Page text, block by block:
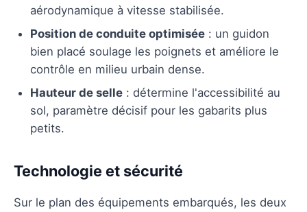
aérodynamique à vitesse stabilisée.
Position de conduite optimisée : un guidon
bien placé soulage les poignets et améliore le
contrôle en milieu urbain dense.
Hauteur de selle : détermine l'accessibilité au
sol, paramètre décisif pour les gabarits plus
petits.
Technologie et sécurité
Sur le plan des équipements embarqués, les deux